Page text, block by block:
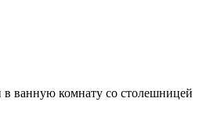
в ванную комнату со столешницей